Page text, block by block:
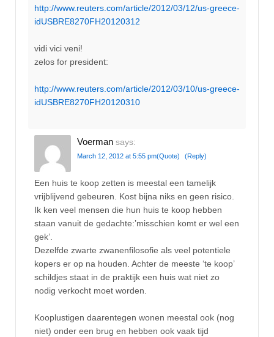
http://www.reuters.com/article/2012/03/12/us-greece-
idUSBRE8270FH20120312
vidi vici veni!
zelos for president:
http://www.reuters.com/article/2012/03/10/us-greece-
idUSBRE8270FH20120310
Voerman says:
March 12, 2012 at 5:55 pm(Quote) (Reply)
Een huis te koop zetten is meestal een tamelijk
vrijblijvend gebeuren. Kost bijna niks en geen risico.
Ik ken veel mensen die hun huis te koop hebben
staan vanuit de gedachte:’misschien komt er wel een
gek’.
Dezelfde zwarte zwanenfilosofie als veel potentiele
kopers er op na houden. Achter de meeste ‘te koop’
schildjes staat in de praktijk een huis wat niet zo
nodig verkocht moet worden.
Kooplustigen daarentegen wonen meestal ook (nog
niet) onder een brug en hebben ook vaak tijd